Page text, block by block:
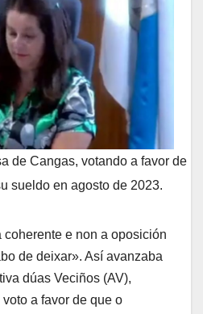
de Cangas, votando a favor de
sueldo en agosto de 2023.
coherente e non a oposición
de deixar». Así avanzaba
dúas Veciños (AV),
a favor de que o